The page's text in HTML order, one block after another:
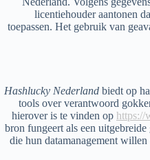
licentiehouder aantonen
toepassen. Het gebruik van
Hashlucky Nederland biedt op
tools over verantwoord
hierover is te vinden op https://
bron fungeert als een
die hun datamanagement